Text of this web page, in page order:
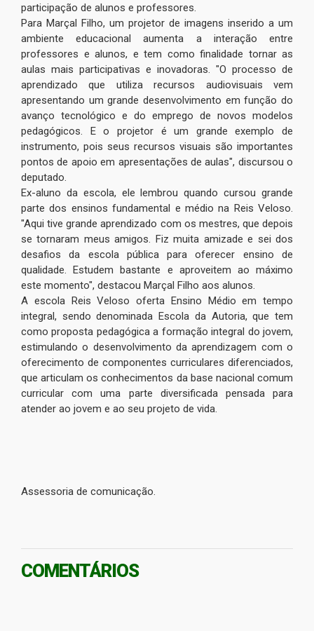
participação de alunos e professores.
Para Marçal Filho, um projetor de imagens inserido a um
ambiente educacional aumenta a interação entre
professores e alunos, e tem como finalidade tornar as
aulas mais participativas e inovadoras. "O processo de
aprendizado que utiliza recursos audiovisuais vem
apresentando um grande desenvolvimento em função do
avanço tecnológico e do emprego de novos modelos
pedagógicos. E o projetor é um grande exemplo de
instrumento, pois seus recursos visuais são importantes
pontos de apoio em apresentações de aulas", discursou o
deputado.
Ex-aluno da escola, ele lembrou quando cursou grande
parte dos ensinos fundamental e médio na Reis Veloso.
"Aqui tive grande aprendizado com os mestres, que depois
se tornaram meus amigos. Fiz muita amizade e sei dos
desafios da escola pública para oferecer ensino de
qualidade. Estudem bastante e aproveitem ao máximo
este momento", destacou Marçal Filho aos alunos.
A escola Reis Veloso oferta Ensino Médio em tempo
integral, sendo denominada Escola da Autoria, que tem
como proposta pedagógica a formação integral do jovem,
estimulando o desenvolvimento da aprendizagem com o
oferecimento de componentes curriculares diferenciados,
que articulam os conhecimentos da base nacional comum
curricular com uma parte diversificada pensada para
atender ao jovem e ao seu projeto de vida.
Assessoria de comunicação.
COMENTÁRIOS